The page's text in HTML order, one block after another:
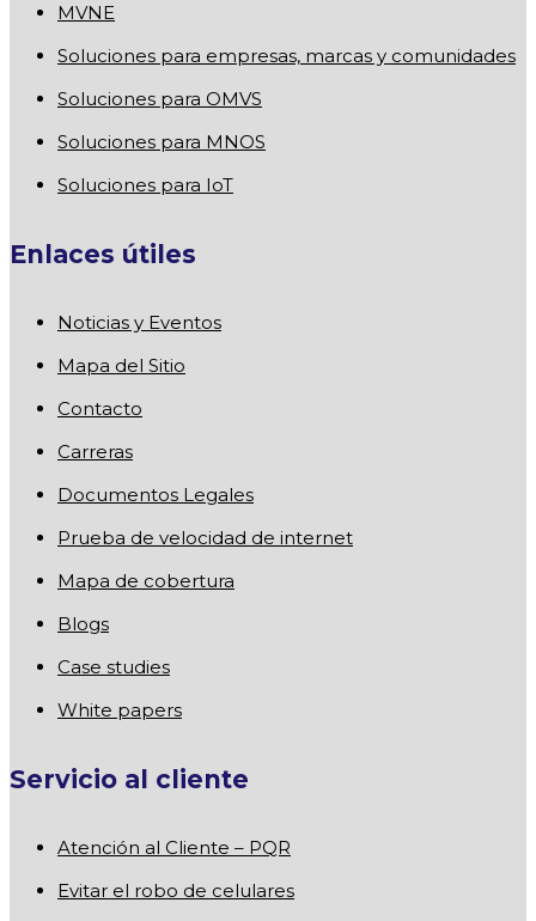
MVNE
Soluciones para empresas, marcas y comunidades
Soluciones para OMVS
Soluciones para MNOS
Soluciones para IoT
Enlaces útiles
Noticias y Eventos
Mapa del Sitio
Contacto
Carreras
Documentos Legales
Prueba de velocidad de internet
Mapa de cobertura
Blogs
Case studies
White papers
Servicio al cliente
Atención al Cliente – PQR
Evitar el robo de celulares